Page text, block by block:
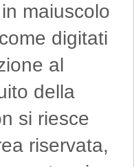
maiuscolo
digitati
al
della
si riesce
riservata,